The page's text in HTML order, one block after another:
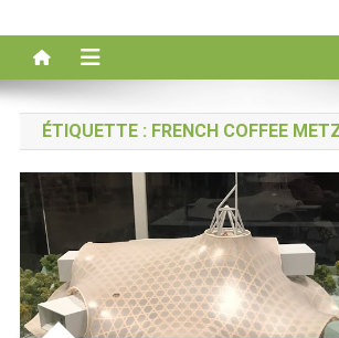
ÉTIQUETTE : FRENCH COFFEE